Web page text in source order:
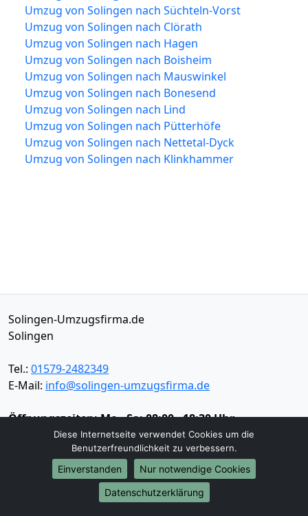
Umzug von Solingen nach Süchteln-Vorst
Umzug von Solingen nach Clörath
Umzug von Solingen nach Hagen
Umzug von Solingen nach Boisheim
Umzug von Solingen nach Mauswinkel
Umzug von Solingen nach Bonesend
Umzug von Solingen nach Lind
Umzug von Solingen nach Pütterhöfe
Umzug von Solingen nach Nettetal-Dyck
Umzug von Solingen nach Klinkhammer
Solingen-Umzugsfirma.de
Solingen
Tel.: 01579-2482349
E-Mail: info@solingen-umzugsfirma.de
Öffnungszeiten:Mo - Sa: 08:00 - 18:30 Uhr
Datenschutz
Diese Internetseite verwendet Cookies um die
Benutzerfreundlichkeit zu verbessern.
Einverstanden
Nur notwendige Cookies
Datenschutzerklärung